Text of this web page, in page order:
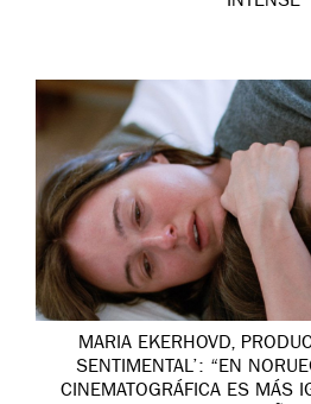
MARIA EKERHOVD,
SENTIMENTAL’: “EN
CINEMATOGRÁFICA ES MÁS